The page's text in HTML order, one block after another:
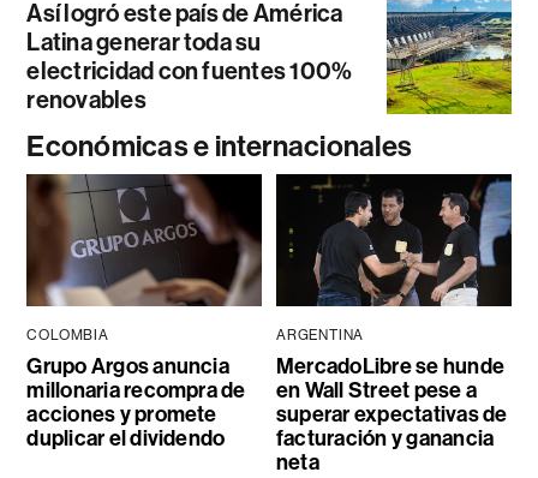
Así logró este país de América
Latina generar toda su
electricidad con fuentes 100%
renovables
Económicas e internacionales
COLOMBIA
Grupo Argos anuncia
millonaria recompra de
acciones y promete
duplicar el dividendo
ARGENTINA
MercadoLibre se hunde
en Wall Street pese a
superar expectativas de
facturación y ganancia
neta